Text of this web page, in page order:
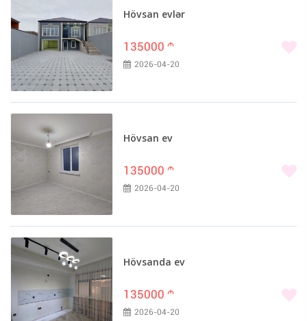
Hövsan evlər
135000 m
2026-04-20
Hövsan ev
135000 m
2026-04-20
Hövsanda ev
135000 m
2026-04-20